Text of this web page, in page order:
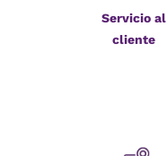
Servicio al
cliente